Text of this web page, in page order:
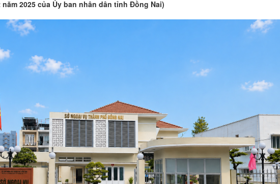
2025 của Ủy ban nhân dân tỉnh Đồng Nai)